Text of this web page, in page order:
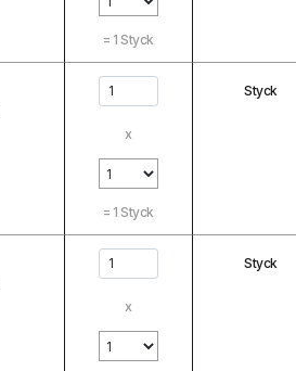
= 1 Styck
x
= 1 Styck
Styck
x
Styck